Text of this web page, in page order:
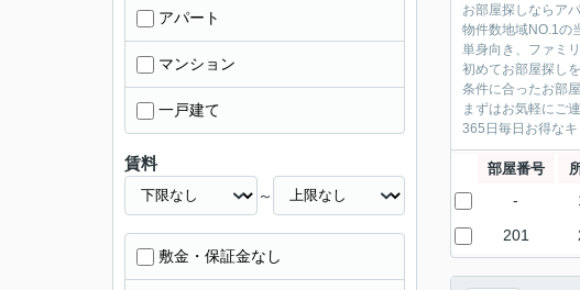
お部屋探しならア
物件数地域NO.1の
単身向き、ファミ
初めてお部屋探し
条件に合ったお部
まずはお気軽にご
365日毎日お得な
部屋番号
-
201
アパート
マンション
一戸建て
賃料
～
敷金・保証金なし